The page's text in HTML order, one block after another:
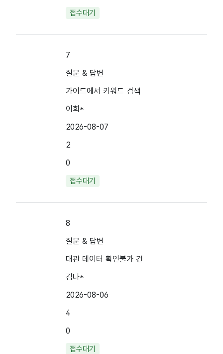
접수대기
7
질문 & 답변
가이드에서 키워드 검색
이희*
2026-08-07
2
0
접수대기
8
질문 & 답변
대관 데이터 확인불가 건
김나*
2026-08-06
4
0
접수대기